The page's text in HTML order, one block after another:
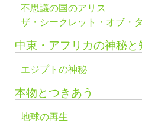
不思議の国のアリス
ザ・シークレット・オブ・
中東・アフリカの神秘と
エジプトの神秘
本物とつきあう
地球の再生